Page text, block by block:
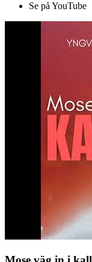
Se på YouTube